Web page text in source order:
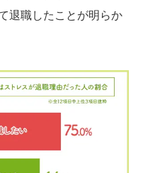
退職したことが明らか